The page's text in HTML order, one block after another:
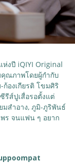
งปี iQIYI Original
คุณภาพโดยผู้กำกับ
องเกียรติ โขมศิริ
ส์ปูเสื่อรอตั้งแต่
มสำอาง, ภูมิ-ภูริพันธ์
ร จนแฟน ๆ อยาก